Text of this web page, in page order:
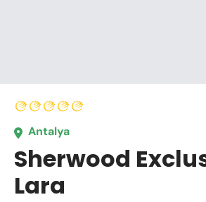
Antalya
Sherwood
Lara